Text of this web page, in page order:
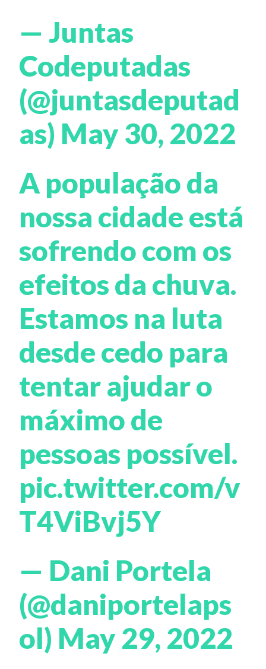
— Juntas
Codeputadas
(@juntasdeputad
as) May 30, 2022
A população da
nossa cidade está
sofrendo com os
efeitos da chuva.
Estamos na luta
desde cedo para
tentar ajudar o
máximo de
pessoas possível.
pic.twitter.com/v
T4ViBvj5Y
— Dani Portela
(@daniportelaps
ol) May 29, 2022